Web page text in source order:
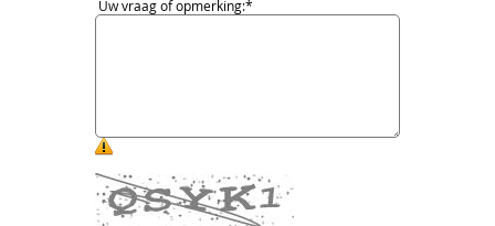
Uw vraag of opmerking:*